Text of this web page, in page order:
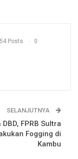
Posts 0
SELANJUTNYA
DBD, FPRB Sultra
Fogging di
Kambu